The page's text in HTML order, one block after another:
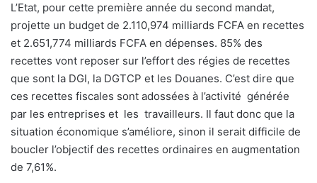
L’Etat, pour cette première année du second mandat,
projette un budget de 2.110,974 milliards FCFA en recettes
et 2.651,774 milliards FCFA en dépenses. 85% des
recettes vont reposer sur l’effort des régies de recettes
que sont la DGI, la DGTCP et les Douanes. C’est dire que
ces recettes fiscales sont adossées à l’activité générée
par les entreprises et les travailleurs. Il faut donc que la
situation économique s’améliore, sinon il serait difficile de
boucler l’objectif des recettes ordinaires en augmentation
de 7,61%.